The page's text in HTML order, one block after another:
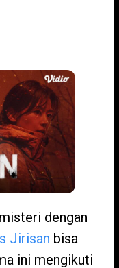
dengan
Jirisan bisa
ini mengikuti